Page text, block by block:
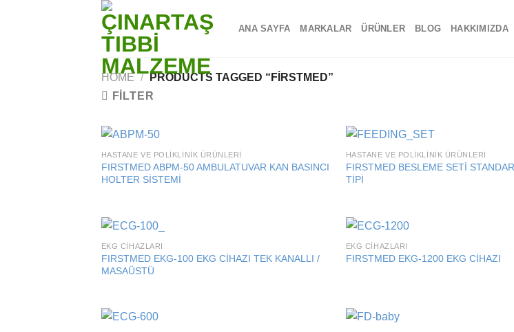
ANA SAYFA MARKALAR ÜRÜNLER BLOG HAKKIMIZDA
HOME / PRODUCTS TAGGED “FIRSTMED”
FILTER
Add to
wishlist
HASTANE VE POLIKLINIK ÜRÜNLERI
FIRSTMED ABPM-50 AMBULATUVAR KAN BASINCI
HOLTER SİSTEMİ
HASTANE VE POLIKLINIK ÜRÜNLERI
FIRSTMED BESLEME SETİ
TİPİ
Add to
wishlist
EKG CIHAZLARI
FIRSTMED EKG-100 EKG CİHAZI TEK KANALLI /
MASAÜSTÜ
EKG CIHAZLARI
FIRSTMED EKG-1200 EKG CİHAZI